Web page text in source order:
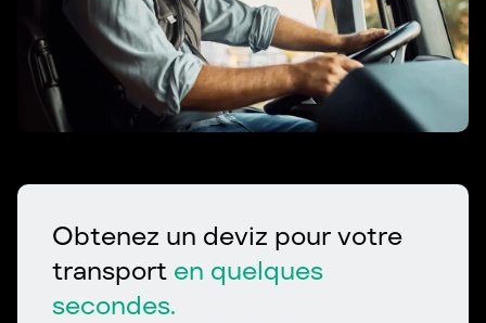
Obtenez un deviz pour votre
transport en quelques
secondes.